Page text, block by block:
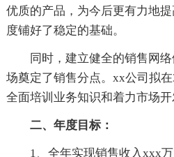
优质的产品，为今后更有力地
度铺好了稳定的基础。
同时，建立健全的销售网
场奠定了销售分点。xx公司拟
全面培训业务知识和着力市场开
二、年度目标：
1、全年实现销售收入xxx